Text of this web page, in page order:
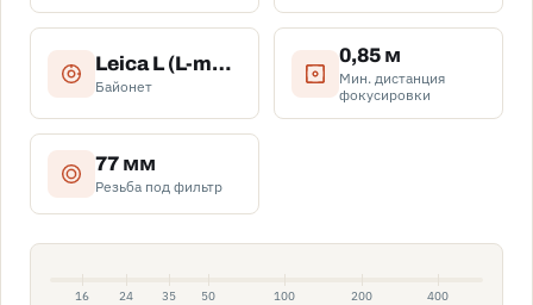
Leica L (L-mount)
Байонет
0,85 м
Мин. дистанция
фокусировки
77 мм
Резьба под фильтр
16 24 35 50 100 200 400